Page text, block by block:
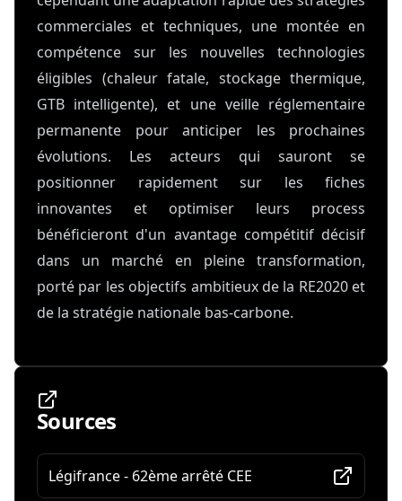
commerciales et techniques, une montée en
compétence sur les nouvelles technologies
éligibles (chaleur fatale, stockage thermique,
GTB intelligente), et une veille réglementaire
permanente pour anticiper les prochaines
évolutions. Les acteurs qui sauront se
positionner rapidement sur les fiches
innovantes et optimiser leurs process
bénéficieront d'un avantage compétitif décisif
dans un marché en pleine transformation,
porté par les objectifs ambitieux de la RE2020 et
de la stratégie nationale bas-carbone.
Sources
Légifrance - 62ème arrêté CEE